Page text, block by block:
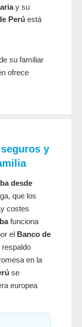
y su
Perú está
su familiar
ofrece
y
desde
que los
costes
funciona
el Banco de
en la
se
europea